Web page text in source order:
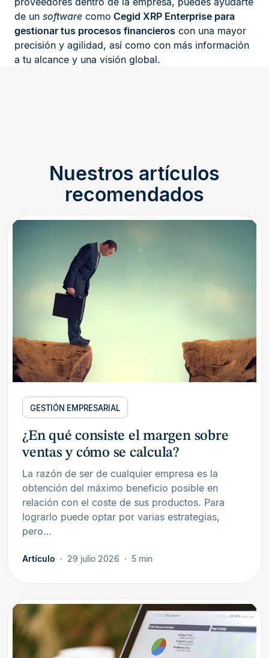
de un software como Cegid XRP Enterprise para
gestionar tus procesos financieros con una mayor
precisión y agilidad, así como con más información
a tu alcance y una visión global.
Nuestros artículos
recomendados
GESTIÓN EMPRESARIAL
¿En qué consiste el margen sobre
ventas y cómo se calcula?
La razón de ser de cualquier empresa es la
obtención del máximo beneficio posible en
relación con el coste de sus productos. Para
lograrlo puede optar por varias estrategias,
pero…
Artículo 29 julio 2026 5 min